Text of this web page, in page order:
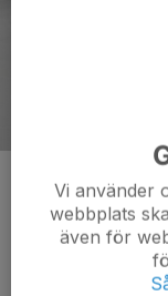
Kommentarer
Vi använder
webbplats
även för